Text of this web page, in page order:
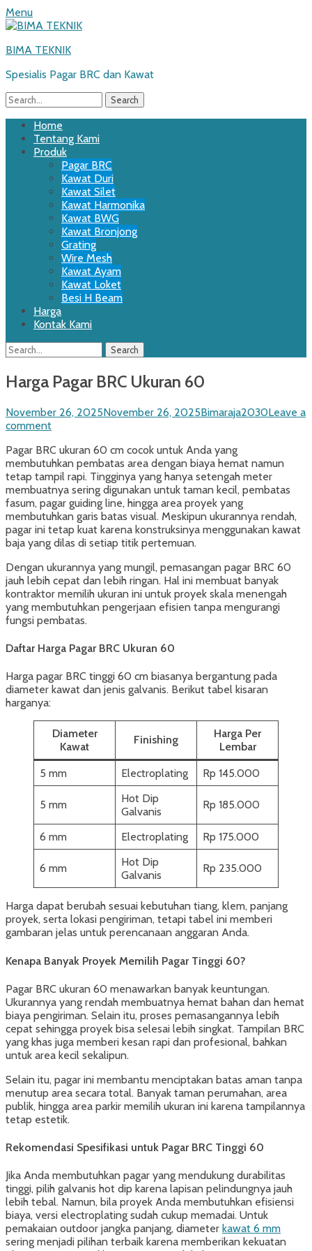
Menu
BIMA TEKNIK
Spesialis Pagar BRC dan Kawat
Search
for:
Primary
Menu
Skip
content
Home
Tentang Kami
Produk
Pagar BRC
Kawat Duri
Kawat Silet
Kawat Harmonika
Kawat BWG
Kawat Bronjong
Grating
Wire Mesh
Kawat Ayam
Kawat Loket
Besi H Beam
Harga
Kontak Kami
Search
Search
for:
Harga Pagar BRC Ukuran 60
Posted
on
November 26, 2025November 26, 2025Author
Bimaraja2030Leave a
comment
Pagar BRC ukuran 60 cm cocok untuk Anda yang
membutuhkan pembatas area dengan biaya hemat namun
tetap tampil rapi. Tingginya yang hanya setengah meter
membuatnya sering digunakan untuk taman kecil, pembatas
fasum, pagar guiding line, hingga area proyek yang
membutuhkan garis batas visual. Meskipun ukurannya rendah,
pagar ini tetap kuat karena konstruksinya menggunakan kawat
baja yang dilas di setiap titik pertemuan.
Dengan ukurannya yang mungil, pemasangan pagar BRC 60
jauh lebih cepat dan lebih ringan. Hal ini membuat banyak
kontraktor memilih ukuran ini untuk proyek skala menengah
yang membutuhkan pengerjaan efisien tanpa mengurangi
fungsi pembatas.
Daftar Harga Pagar BRC Ukuran 60
Harga pagar BRC tinggi 60 cm biasanya bergantung pada
diameter kawat dan jenis galvanis. Berikut tabel kisaran
harganya:
Diameter
Kawat
Finishing
Harga Per
Lembar
5 mm
Electroplating Rp 145.000
5 mm
Hot Dip
Galvanis
Rp 185.000
6 mm Electroplating Rp 175.000
6 mm
Hot Dip
Galvanis
Rp 235.000
Harga dapat berubah sesuai kebutuhan tiang, klem, panjang
proyek, serta lokasi pengiriman, tetapi tabel ini memberi
gambaran jelas untuk perencanaan anggaran Anda.
Kenapa Banyak Proyek Memilih Pagar Tinggi 60?
Pagar BRC ukuran 60 menawarkan banyak keuntungan.
Ukurannya yang rendah membuatnya hemat bahan dan hemat
biaya pengiriman. Selain itu, proses pemasangannya lebih
cepat sehingga proyek bisa selesai lebih singkat. Tampilan BRC
yang khas juga memberi kesan rapi dan profesional, bahkan
untuk area kecil sekalipun.
Selain itu, pagar ini membantu menciptakan batas aman tanpa
menutup area secara total. Banyak taman perumahan, area
publik, hingga area parkir memilih ukuran ini karena tampilannya
tetap estetik.
Rekomendasi Spesifikasi untuk Pagar BRC Tinggi 60
Jika Anda membutuhkan pagar yang mendukung durabilitas
tinggi, pilih galvanis hot dip karena lapisan pelindungnya jauh
lebih tebal. Namun, bila proyek Anda membutuhkan efisiensi
biaya, versi electroplating sudah cukup memadai. Untuk
pemakaian outdoor jangka panjang, diameter kawat 6 mm
sering menjadi pilihan terbaik karena memberikan kekuatan